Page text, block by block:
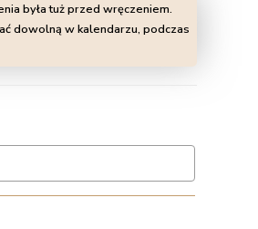
była tuż przed wręczeniem.
dowolną w kalendarzu, podczas